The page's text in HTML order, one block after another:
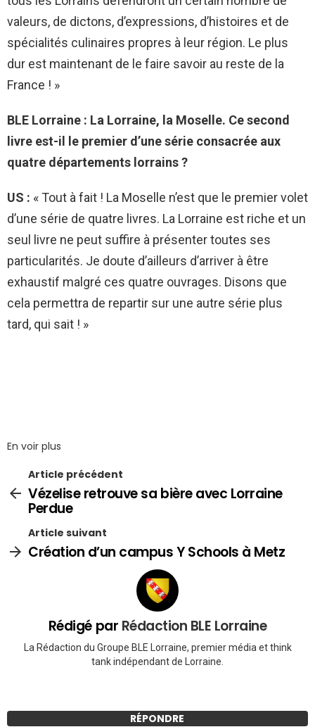
valeurs, de dictons, d’expressions, d’histoires et de
spécialités culinaires propres à leur région. Le plus
dur est maintenant de le faire savoir au reste de la
France ! »
BLE Lorraine : La Lorraine, la Moselle. Ce second
livre est-il le premier d’une série consacrée aux
quatre départements lorrains ?
US : « Tout à fait ! La Moselle n’est que le premier volet
d’une série de quatre livres. La Lorraine est riche et un
seul livre ne peut suffire à présenter toutes ses
particularités. Je doute d’ailleurs d’arriver à être
exhaustif malgré ces quatre ouvrages. Disons que
cela permettra de repartir sur une autre série plus
tard, qui sait ! »
En voir plus
Article précédent
Vézelise retrouve sa bière avec Lorraine
Perdue
Article suivant
Création d’un campus Y Schools à Metz
Rédigé par Rédaction BLE Lorraine
La Rédaction du Groupe BLE Lorraine, premier média et think
tank indépendant de Lorraine.
RÉPONDRE